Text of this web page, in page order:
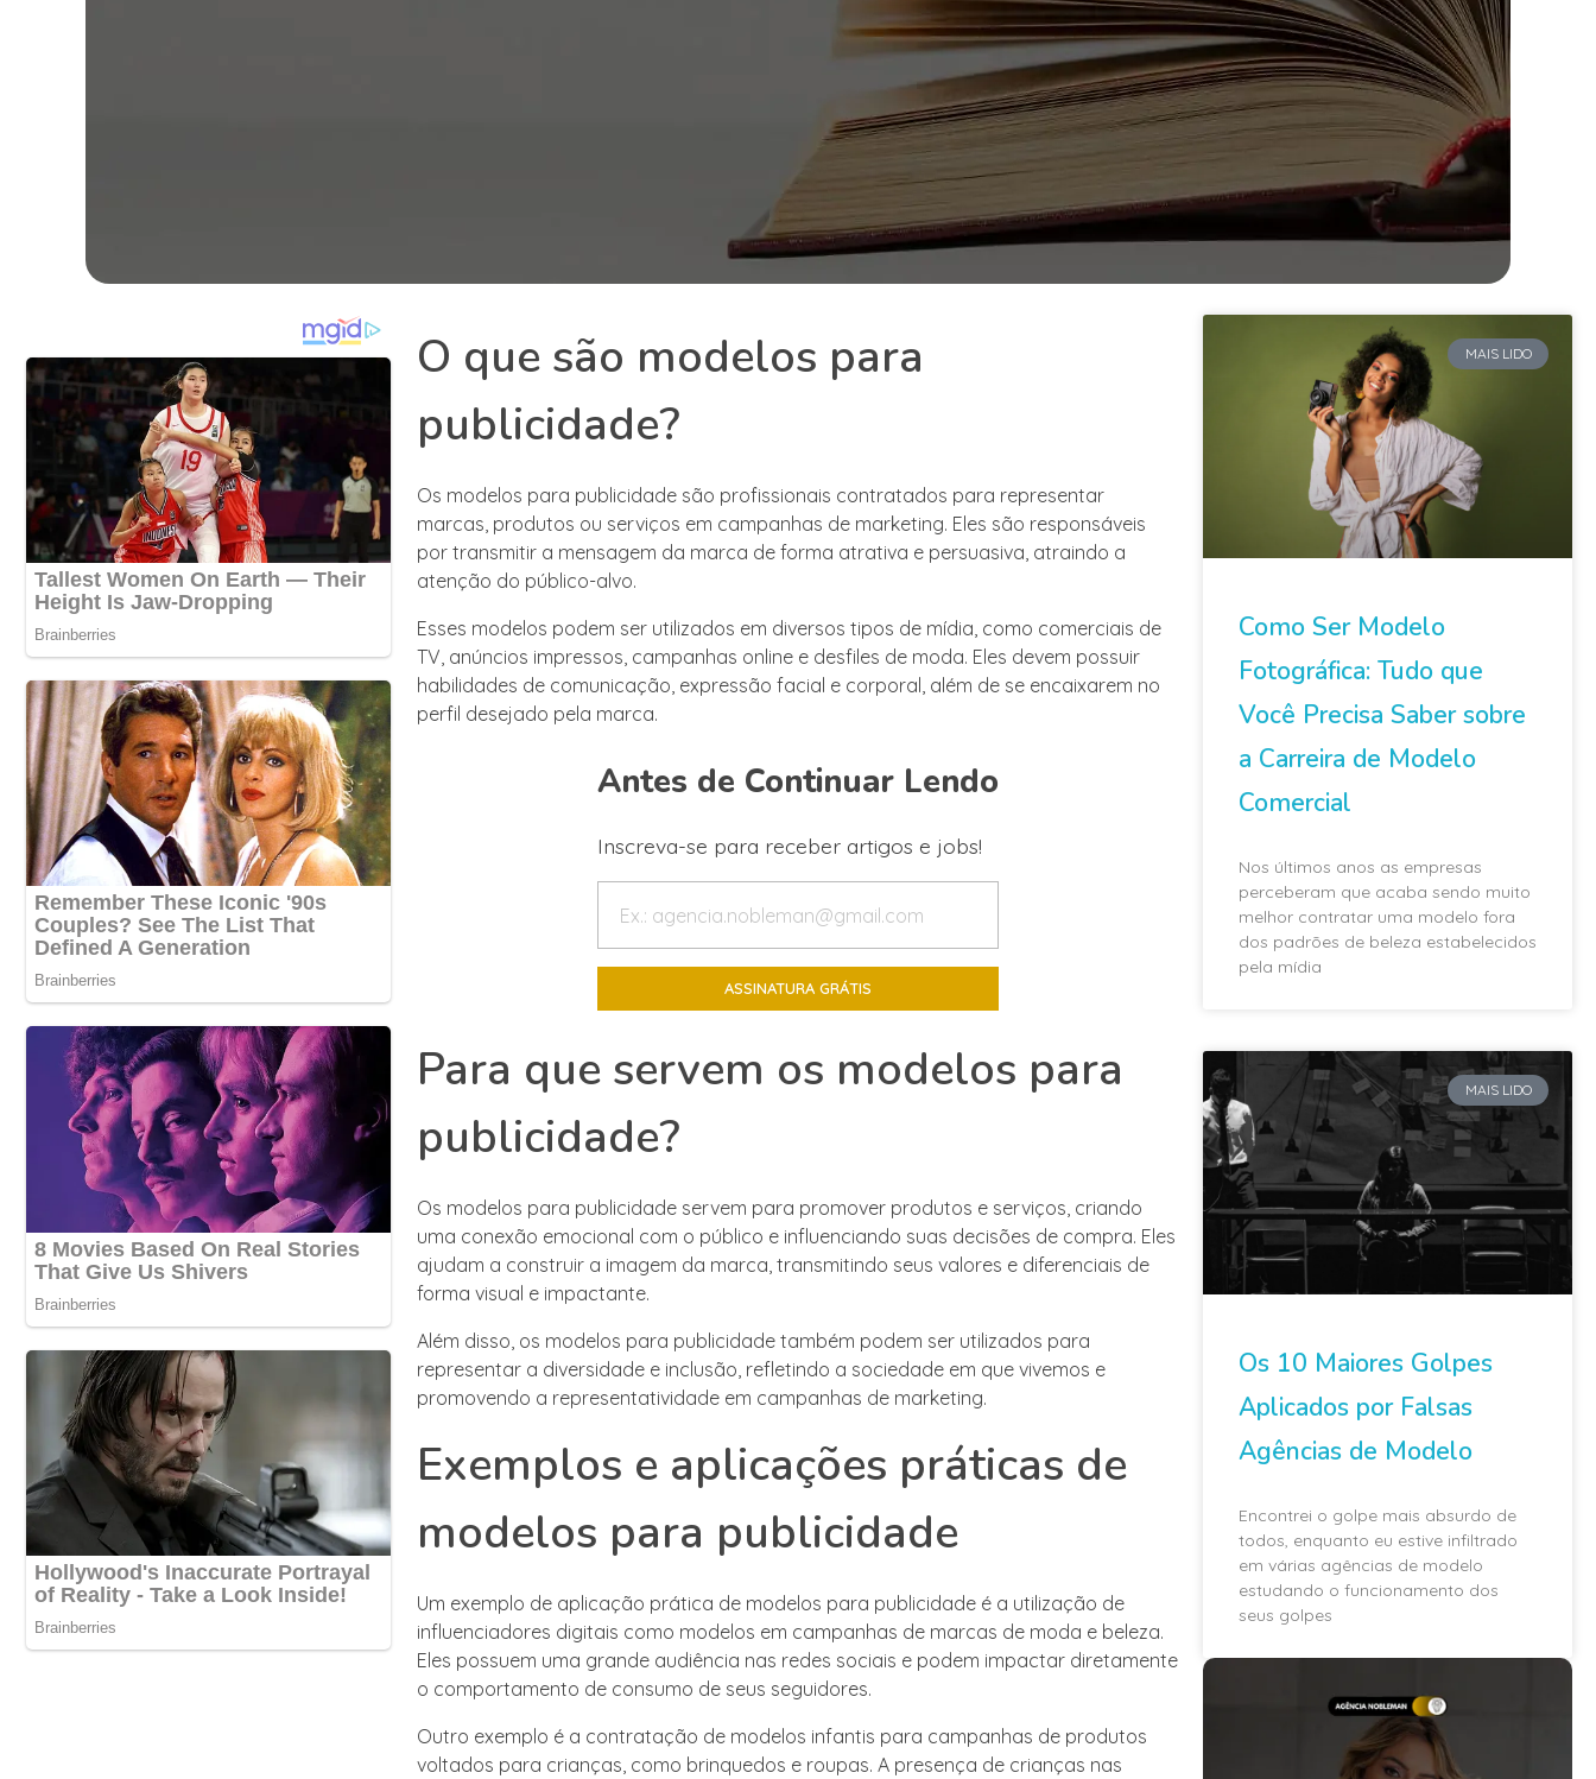
O que são modelos para
publicidade?
Os modelos para publicidade são profissionais contratados para representar
marcas, produtos ou serviços em campanhas de marketing. Eles são responsáveis
por transmitir a mensagem da marca de forma atrativa e persuasiva, atraindo a
atenção do público-alvo.
Esses modelos podem ser utilizados em diversos tipos de mídia, como comerciais de
TV, anúncios impressos, campanhas online e desfiles de moda. Eles devem possuir
habilidades de comunicação, expressão facial e corporal, além de se encaixarem no
perfil desejado pela marca.
Antes de Continuar Lendo
Inscreva-se para receber artigos e jobs!
Para que servem os modelos para
publicidade?
Os modelos para publicidade servem para promover produtos e serviços, criando
uma conexão emocional com o público e influenciando suas decisões de compra. Eles
ajudam a construir a imagem da marca, transmitindo seus valores e diferenciais de
forma visual e impactante.
Além disso, os modelos para publicidade também podem ser utilizados para
representar a diversidade e inclusão, refletindo a sociedade em que vivemos e
promovendo a representatividade em campanhas de marketing.
Exemplos e aplicações práticas de
modelos para publicidade
Um exemplo de aplicação prática de modelos para publicidade é a utilização de
influenciadores digitais como modelos em campanhas de marcas de moda e beleza.
Eles possuem uma grande audiência nas redes sociais e podem impactar diretamente
o comportamento de consumo de seus seguidores.
Outro exemplo é a contratação de modelos infantis para campanhas de produtos
voltados para crianças, como brinquedos e roupas. A presença de crianças nas
MAIS LIDO
Como Ser Modelo
Fotográfica: Tudo que
Você Precisa Saber sobre
a Carreira de Modelo
Comercial
Nos últimos anos as empresas
perceberam que acaba sendo muito
melhor contratar uma modelo fora
dos padrões de beleza estabelecidos
pela mídia
MAIS LIDO
Os 10 Maiores Golpes
Aplicados por Falsas
Agências de Modelo
Encontrei o golpe mais absurdo de
todos, enquanto eu estive infiltrado
em várias agências de modelo
estudando o funcionamento dos
seus golpes